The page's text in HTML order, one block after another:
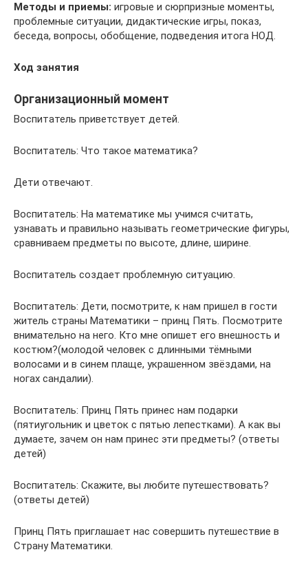
Методы и приемы: игровые и сюрпризные моменты,
проблемные ситуации, дидактические игры, показ,
беседа, вопросы, обобщение, подведения итога НОД.
Ход занятия
Организационный момент
Воспитатель приветствует детей.
Воспитатель: Что такое математика?
Дети отвечают.
Воспитатель: На математике мы учимся считать,
узнавать и правильно называть геометрические фигуры,
сравниваем предметы по высоте, длине, ширине.
Воспитатель создает проблемную ситуацию.
Воспитатель: Дети, посмотрите, к нам пришел в гости
житель страны Математики – принц Пять. Посмотрите
внимательно на него. Кто мне опишет его внешность и
костюм?(молодой человек с длинными тёмными
волосами и в синем плаще, украшенном звёздами, на
ногах сандалии).
Воспитатель: Принц Пять принес нам подарки
(пятиугольник и цветок с пятью лепестками). А как вы
думаете, зачем он нам принес эти предметы? (ответы
детей)
Воспитатель: Скажите, вы любите путешествовать?
(ответы детей)
Принц Пять приглашает нас совершить путешествие в
Страну Математики.